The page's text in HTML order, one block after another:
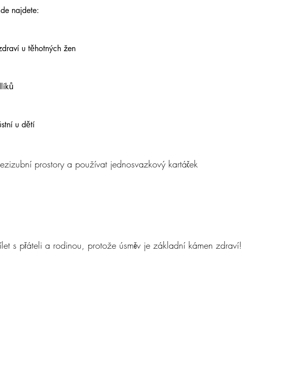
najdete:
u těhotných žen
u dětí
prostory a používat jednosvazkový kartáček
s přáteli a rodinou, protože úsměv je základní kámen zdraví!